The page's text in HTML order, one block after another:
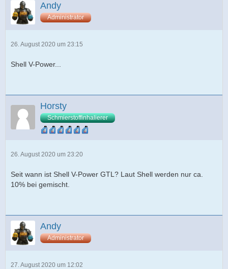
Andy
Administrator
26. August 2020 um 23:15
Shell V-Power...
Horsty
Schmierstoffinhalierer
26. August 2020 um 23:20
Seit wann ist Shell V-Power GTL? Laut Shell werden nur ca.
10% bei gemischt.
Andy
Administrator
27. August 2020 um 12:02